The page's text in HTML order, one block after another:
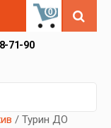
0
71-90
/ Турин ДО